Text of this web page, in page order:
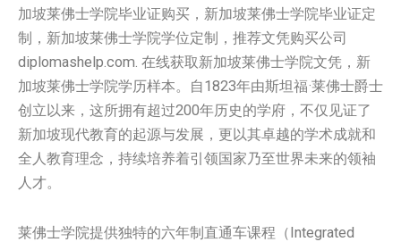
加坡莱佛士学院毕业证购买，新加坡莱佛士学院毕业证定
制，新加坡莱佛士学院学位定制，推荐文凭购买公司
diplomashelp.com. 在线获取新加坡莱佛士学院文凭，新
加坡莱佛士学院学历样本。自1823年由斯坦福·莱佛士爵士
创立以来，这所拥有超过200年历史的学府，不仅见证了
新加坡现代教育的起源与发展，更以其卓越的学术成就和
全人教育理念，持续培养着引领国家乃至世界未来的领袖
人才。
莱佛士学院提供独特的六年制直通车课程（Integrated